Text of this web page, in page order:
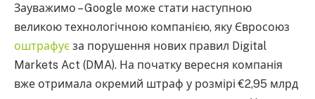
Зауважимо – Google може стати наступною
великою технологічною компанією, яку Євросоюз
оштрафує за порушення нових правил Digital
Markets Act (DMA). На початку вересня компанія
вже отримала окремий штраф у розмірі €2,95 млрд